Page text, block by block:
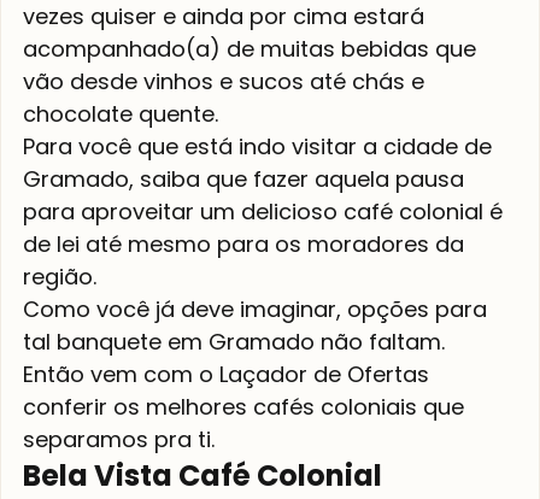
vezes quiser e ainda por cima estará
acompanhado(a) de muitas bebidas que
vão desde vinhos e sucos até chás e
chocolate quente.
Para você que está indo visitar a cidade de
Gramado, saiba que fazer aquela pausa
para aproveitar um delicioso café colonial é
de lei até mesmo para os moradores da
região.
Como você já deve imaginar, opções para
tal banquete em Gramado não faltam.
Então vem com o Laçador de Ofertas
conferir os melhores cafés coloniais que
separamos pra ti.
Bela Vista Café Colonial